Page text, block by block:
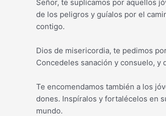
Señor, te suplicamos por aquellos
de los peligros y guíalos por el
contigo.
Dios de misericordia, te pedimos
Concedeles sanación y consuelo, y
Te encomendamos también a los
dones. Inspíralos y fortalécelos en
mundo.